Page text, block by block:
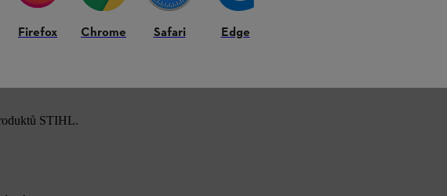
STIHL.
Firefox Chrome Safari Edge